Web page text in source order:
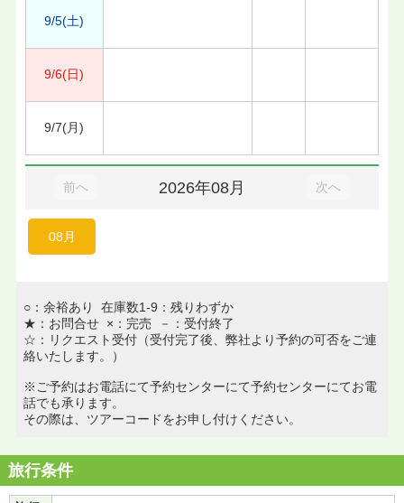
9/5(土)
9/6(日)
9/7(月)
前へ 2026年08月 次へ
08月
○：余裕あり 在庫数1-9：残りわずか
★：お問合せ ×：完売 －：受付終了
☆：リクエスト受付（受付完了後、弊社より予約の可否をご連
絡いたします。）
※ご予約はお電話にて予約センターにて予約センターにてお電
話でも承ります。
その際は、ツアーコードをお申し付けください。
旅行条件